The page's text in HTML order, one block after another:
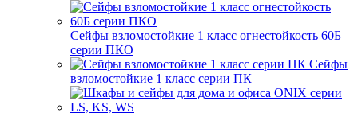
Сейфы взломостойкие 1 класс огнестойкость 60Б
серии ПКО
Сейфы
взломостойкие 1 класс серии ПК